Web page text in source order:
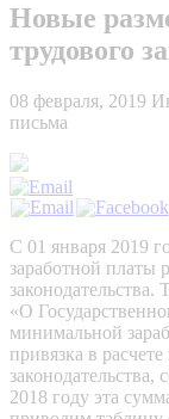
Новые
трудового
08 февраля, 2019
письма
С 01 января 2019
заработной платы
«О
минимальной
привязка в
законодательства,
2018 году эта